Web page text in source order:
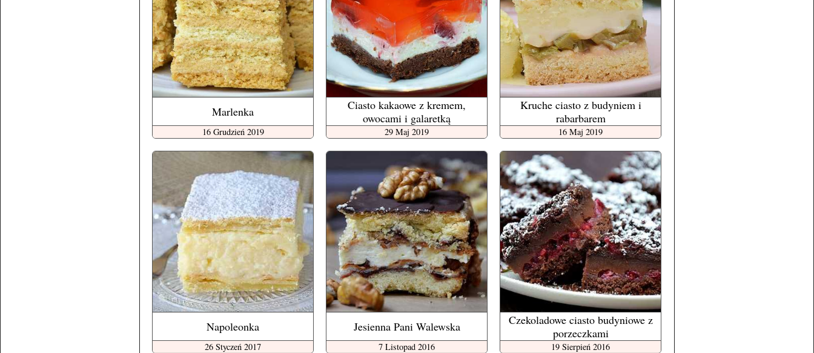
Marlenka
16 Grudzień 2019
Ciasto kakaowe z kremem,
owocami i galaretką
29 Maj 2019
Kruche ciasto z budyniem i
rabarbarem
16 Maj 2019
Napoleonka
26 Styczeń 2017
Jesienna Pani Walewska
7 Listopad 2016
Czekoladowe ciasto budyniowe z
porzeczkami
19 Sierpień 2016